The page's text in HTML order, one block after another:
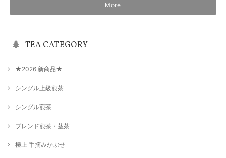
More
TEA CATEGORY
★2026 新商品★
シングル上級煎茶
シングル煎茶
ブレンド煎茶・茎茶
極上 手摘みかぶせ